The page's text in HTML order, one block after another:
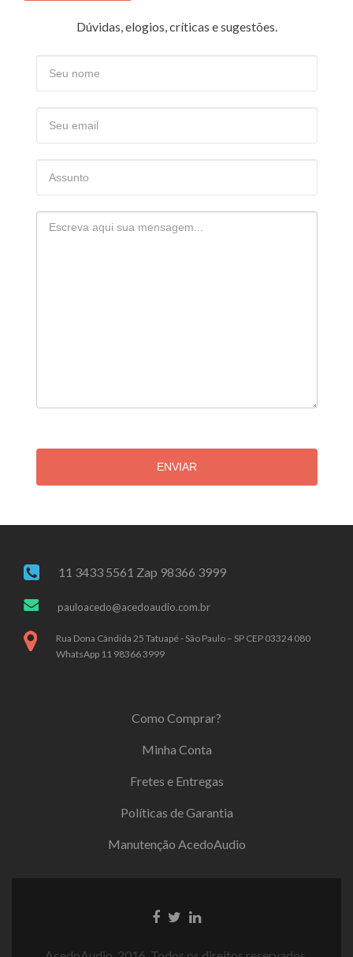
Dúvidas, elogios, críticas e sugestões.
ENVIAR
11 3433 5561 Zap 98366 3999
pauloacedo@acedoaudio.com.br
Rua Dona Cândida 25 Tatuapé - São Paulo – SP CEP 03324 080
WhatsApp 11 98366 3999
Como Comprar?
Minha Conta
Fretes e Entregas
Políticas de Garantia
Manutenção AcedoAudio